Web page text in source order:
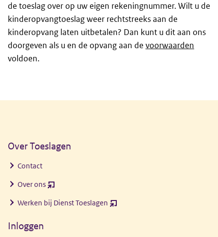
de toeslag over op uw eigen rekeningnummer. Wilt u de
kinderopvangtoeslag weer rechtstreeks aan de
kinderopvang laten uitbetalen? Dan kunt u dit aan ons
doorgeven als u en de opvang aan de voorwaarden
voldoen.
Over Toeslagen
Contact
Over ons (opent
venster)
Werken bij Dienst Toeslagen (opent
Inloggen